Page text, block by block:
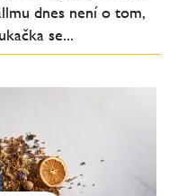
dnes není o tom,
se...